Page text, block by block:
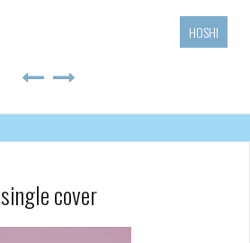
HOSHI
single cover